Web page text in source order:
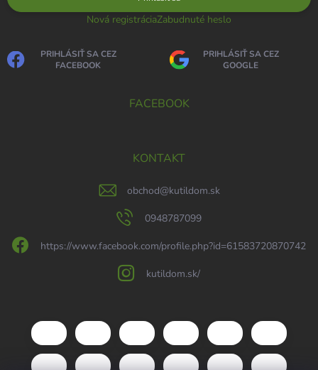
Nová registráciaZabudnuté heslo
PRIHLÁSIŤ SA CEZ
FACEBOOK
PRIHLÁSIŤ SA CEZ
GOOGLE
FACEBOOK
KONTAKT
obchod@kutildom.sk
0948787099
https://www.facebook.com/profile.php?id=61583720870742
kutildom.sk/